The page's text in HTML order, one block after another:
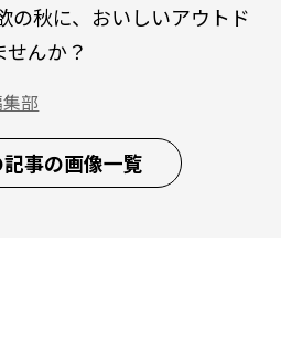
の秋に、おいしいアウトド
んか？
部
記事の画像一覧